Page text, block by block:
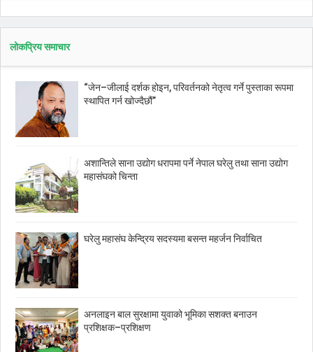
लोकप्रिय समाचार
“जेन–जीलाई दर्शक होइन, परिवर्तनको नेतृत्व गर्ने पुस्ताका रूपमा
स्थापित गर्न खोज्दैछौं”
अशान्तिले साना उद्योग धरापमा पर्ने नेपाल घरेलु तथा साना उद्योग
महासंघको चिन्ता
घरेलु महासंघ केन्द्रिय सदस्यमा बसन्त महर्जन निर्वाचित
अनलाइन बाल सुरक्षामा युवाको भूमिका सशक्त बनाउन
प्रशिक्षक–प्रशिक्षण